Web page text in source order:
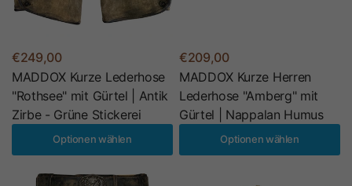
€249,00
MADDOX Kurze Lederhose
"Rothsee" mit Gürtel | Antik
Zirbe - Grüne Stickerei
Optionen wählen
€209,00
MADDOX Kurze Herren
Lederhose "Amberg" mit
Gürtel | Nappalan Humus
Optionen wählen